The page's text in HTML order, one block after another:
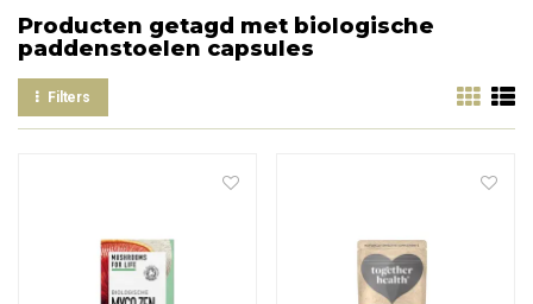
Producten getagd met biologische
paddenstoelen capsules
Filters